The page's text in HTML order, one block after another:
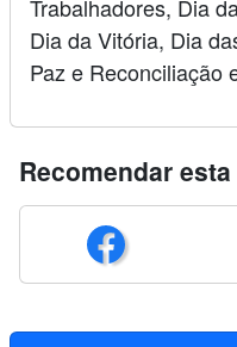
Trabalhadores, Dia
Dia da Vitória, Dia
Paz e Reconciliação
Recomendar